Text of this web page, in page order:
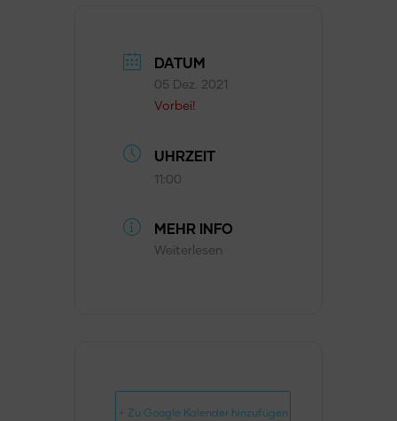
DATUM
05 Dez. 2021
Vorbei!
UHRZEIT
11:00
MEHR INFO
Weiterlesen
+ Zu Google Kalender hinzufügen